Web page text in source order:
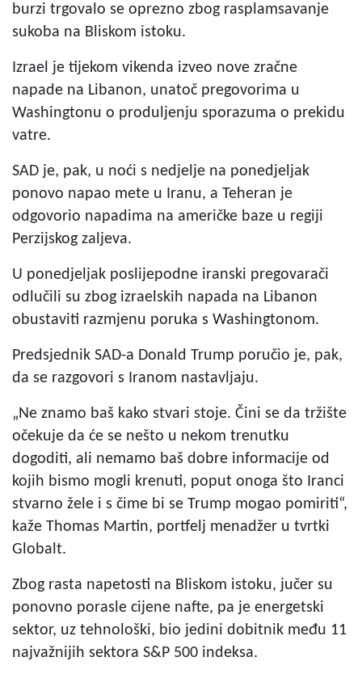
burzi trgovalo se oprezno zbog rasplamsavanje
sukoba na Bliskom istoku.
Izrael je tijekom vikenda izveo nove zračne
napade na Libanon, unatoč pregovorima u
Washingtonu o produljenju sporazuma o prekidu
vatre.
SAD je, pak, u noći s nedjelje na ponedjeljak
ponovo napao mete u Iranu, a Teheran je
odgovorio napadima na američke baze u regiji
Perzijskog zaljeva.
U ponedjeljak poslijepodne iranski pregovarači
odlučili su zbog izraelskih napada na Libanon
obustaviti razmjenu poruka s Washingtonom.
Predsjednik SAD-a Donald Trump poručio je, pak,
da se razgovori s Iranom nastavljaju.
„Ne znamo baš kako stvari stoje. Čini se da tržište
očekuje da će se nešto u nekom trenutku
dogoditi, ali nemamo baš dobre informacije od
kojih bismo mogli krenuti, poput onoga što Iranci
stvarno žele i s čime bi se Trump mogao pomiriti“,
kaže Thomas Martin, portfelj menadžer u tvrtki
Globalt.
Zbog rasta napetosti na Bliskom istoku, jučer su
ponovno porasle cijene nafte, pa je energetski
sektor, uz tehnološki, bio jedini dobitnik među 11
najvažnijih sektora S&P 500 indeksa.